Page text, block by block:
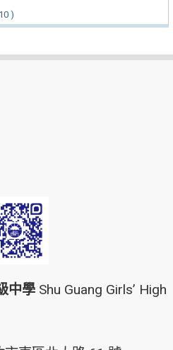
)
中學 Shu Guang Girls’ High